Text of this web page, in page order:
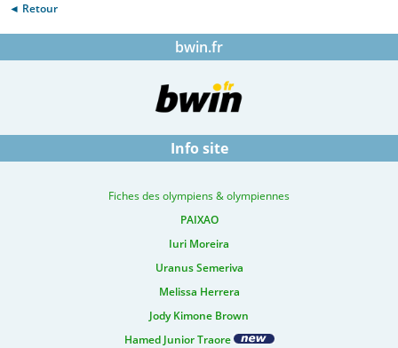
◄ Retour
bwin.fr
Info site
Fiches des olympiens & olympiennes
PAIXAO
Iuri Moreira
Uranus Semeriva
Melissa Herrera
Jody Kimone Brown
Hamed Junior Traore